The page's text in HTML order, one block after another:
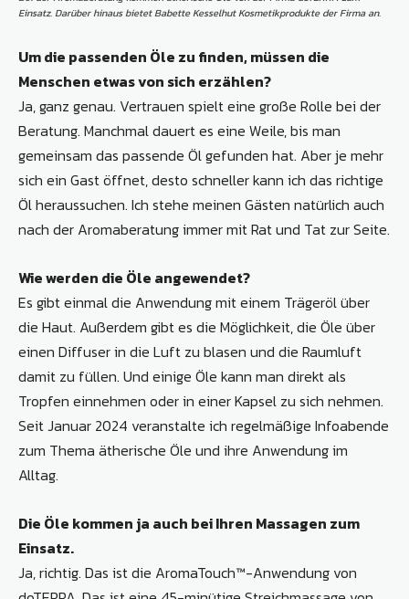
Einsatz. Darüber hinaus bietet Babette Kesselhut Kosmetikprodukte der Firma an.
Um die passenden Öle zu finden, müssen die
Menschen etwas von sich erzählen?
Ja, ganz genau. Vertrauen spielt eine große Rolle bei der
Beratung. Manchmal dauert es eine Weile, bis man
gemeinsam das passende Öl gefunden hat. Aber je mehr
sich ein Gast öffnet, desto schneller kann ich das richtige
Öl heraussuchen. Ich stehe meinen Gästen natürlich auch
nach der Aromaberatung immer mit Rat und Tat zur Seite.
Wie werden die Öle angewendet?
Es gibt einmal die Anwendung mit einem Trägeröl über
die Haut. Außerdem gibt es die Möglichkeit, die Öle über
einen Diffuser in die Luft zu blasen und die Raumluft
damit zu füllen. Und einige Öle kann man direkt als
Tropfen einnehmen oder in einer Kapsel zu sich nehmen.
Seit Januar 2024 veranstalte ich regelmäßige Infoabende
zum Thema ätherische Öle und ihre Anwendung im
Alltag.
Die Öle kommen ja auch bei Ihren Massagen zum
Einsatz.
Ja, richtig. Das ist die AromaTouch™-Anwendung von